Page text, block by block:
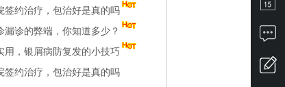
签约治疗，包治好是真的吗
漏诊的弊端，你知道多少？
用，银屑病防复发的小技巧
签约治疗，包治好是真的吗